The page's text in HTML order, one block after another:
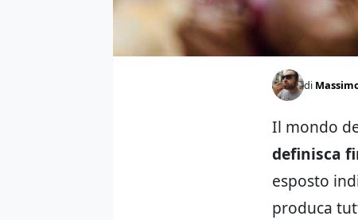
di
Il mondo
definisca
esposto
produca